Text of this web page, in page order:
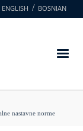
ENGLISH BOSNIAN
nastavne norme